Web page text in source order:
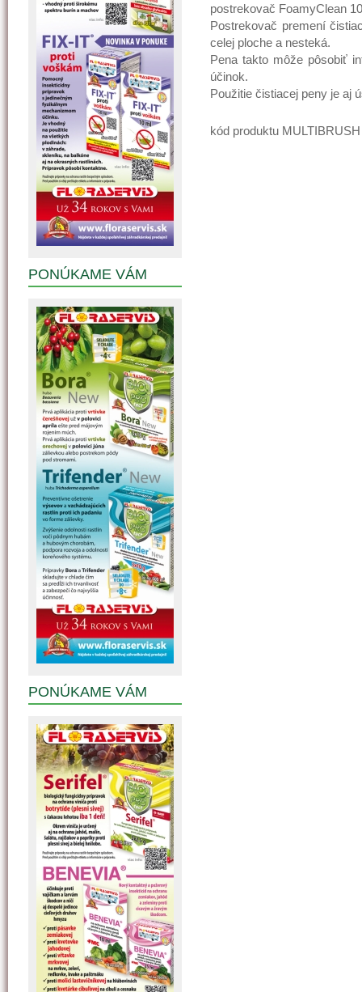
postrekovač FoamyClean
Postrekovač premení
celej ploche a nesteká.
Pena takto môže pôsobiť
účinok.
Použitie čistiacej peny je aj
kód produktu
PONÚKAME VÁM
PONÚKAME VÁM